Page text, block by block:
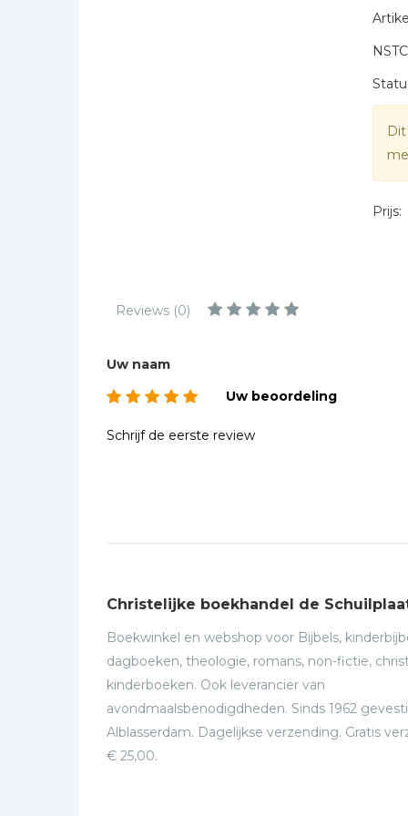
Wenskaarten
Prijs:
Reviews (0)
Uw naam
Uw beoordeling
Schrijf de eerste review
Christelijke boekhandel de
Boekwinkel en webshop voor Bijbels,
dagboeken, theologie, romans, non-fictie,
kinderboeken. Ook leverancier van
avondmaalsbenodigdheden. Sinds 1962
Alblasserdam. Dagelijkse verzending. Gratis
€ 25,00.